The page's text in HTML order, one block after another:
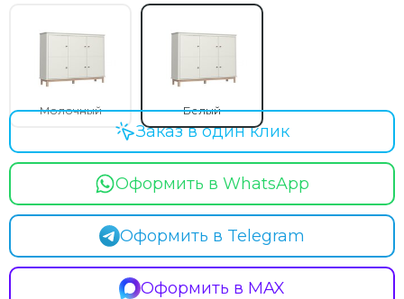
Молочный Белый
Оформить в WhatsApp
Оформить в Telegram
Оформить в MAX
Заказ в один клик